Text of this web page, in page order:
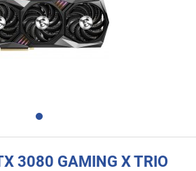
3080 GAMING X TRIO